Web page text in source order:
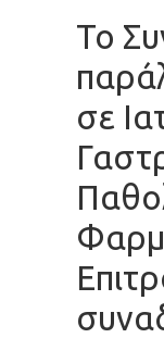
Το
σε